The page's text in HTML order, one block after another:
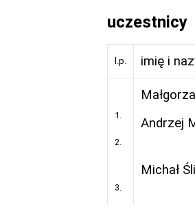
uczestnicy
l.p. imię i
1.
2.
3.
Andrzej
Michał